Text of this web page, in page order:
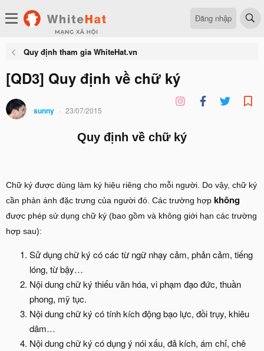
Đăng nhập
Quy định tham gia WhiteHat.vn
[QD3] Quy định về chữ ký
sunny 23/07/2015
Quy định về chữ ký
Chữ ký được dùng làm ký hiệu riêng cho mỗi người. Do vậy, chữ ký
cần phản ánh đặc trưng của người đó. Các trường hợp không
được phép sử dụng chữ ký (bao gồm và không giới hạn các trường
hợp sau):
Sử dụng chữ ký có các từ ngữ nhạy cảm, phản cảm, tiếng
lóng, từ bậy…
Nội dung chữ ký thiếu văn hóa, vi phạm đạo đức, thuần
phong, mỹ tục.
Nội dung chữ ký có tính kích động bạo lực, đồi trụy, khiêu
dâm…
Nội dung chữ ký có dụng ý nói xấu, đả kích, ám chỉ, chê